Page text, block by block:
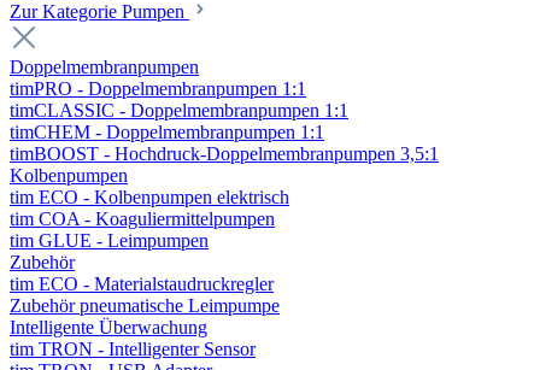
Zur Kategorie Pumpen
Doppelmembranpumpen
timPRO - Doppelmembranpumpen 1:1
timCLASSIC - Doppelmembranpumpen 1:1
timCHEM - Doppelmembranpumpen 1:1
timBOOST - Hochdruck-Doppelmembranpumpen 3,5:1
Kolbenpumpen
tim ECO - Kolbenpumpen elektrisch
tim COA - Koaguliermittelpumpen
tim GLUE - Leimpumpen
Zubehör
tim ECO - Materialstaudruckregler
Zubehör pneumatische Leimpumpe
Intelligente Überwachung
tim TRON - Intelligenter Sensor